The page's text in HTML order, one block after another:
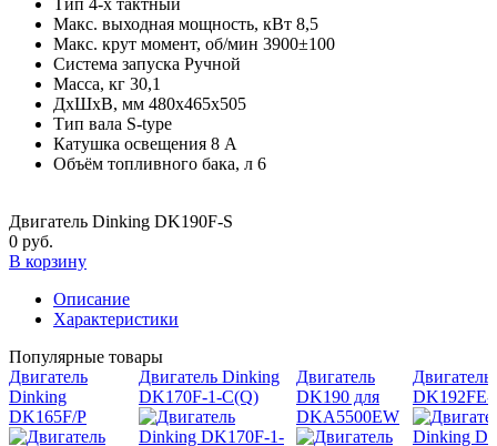
Тип 4-х тактный
Макс. выходная мощность, кВт 8,5
Макс. крут момент, об/мин 3900±100
Система запуска Ручной
Масса, кг 30,1
ДхШхВ, мм 480х465х505
Тип вала S-type
Катушка освещения 8 А
Объём топливного бака, л 6
Двигатель Dinking DK190F-S
0 руб.
В корзину
Описание
Характеристики
Популярные товары
Двигатель
Dinking
DK165F/P
Двигатель Dinking
DK170F-1-C(Q)
Двигатель
DK190 для
DKA5500EW
DK192FE-